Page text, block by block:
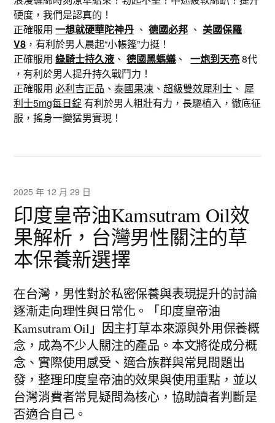
硬度，我們是認真的！
正確服用一想就硬華陀神丹 、德國必邦 、美國保羅
V8 ，有利於男人晨起“小帳篷”力挺！
正確服用綠騎士持久液 、德國黑螞蟻 、一炮到天亮8代
，有利於男人提升持久戰鬥力！
正確服用必利吉正品 、泰國果凍 、超級雙效犀利士 、 犀
利士5mg每日錠 有利於男人粗壯有力，長驅植入，徹底征
服，搖身一變猛男實現！
2025 年 12 月 29 日
印度皇帝油Kamsutram Oil效
果解析，台灣男性關注的草
本保養新選擇
在台灣，男性對於私密保養與表現提升的討論
逐漸走向理性與日常化。「印度皇帝油
Kamsutram Oil」因主打草本來源與外用保養概
念，成為不少人關注的產品。本文將從成分概
念、實際使用感受、適合族群與常見問題出
發，整理印度皇帝油的效果與使用重點，並以
台灣消費者常見疑問為核心，協助讀者判斷是
否適合自己。